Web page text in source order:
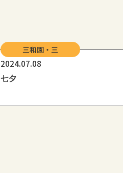
三和園・三
2024.07.08
七夕